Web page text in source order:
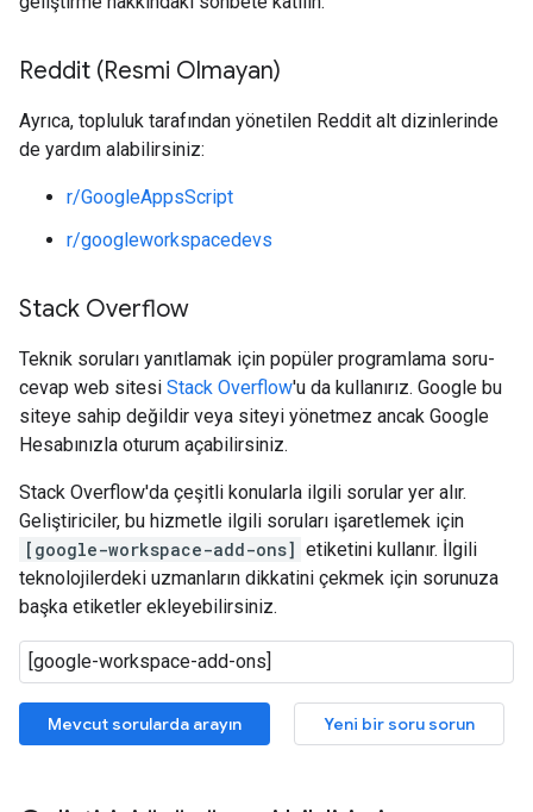
Reddit (Resmi Olmayan)
Ayrıca, topluluk tarafından yönetilen Reddit alt dizinlerinde
de yardım alabilirsiniz:
r/GoogleAppsScript
r/googleworkspacedevs
Stack Overflow
Teknik soruları yanıtlamak için popüler programlama soru-
cevap web sitesi Stack Overflow'u da kullanırız. Google bu
siteye sahip değildir veya siteyi yönetmez ancak Google
Hesabınızla oturum açabilirsiniz.
Stack Overflow'da çeşitli konularla ilgili sorular yer alır.
Geliştiriciler, bu hizmetle ilgili soruları işaretlemek için
[google-workspace-add-ons] etiketini kullanır. İlgili
teknolojilerdeki uzmanların dikkatini çekmek için sorunuza
başka etiketler ekleyebilirsiniz.
Mevcut sorularda arayın Yeni bir soru sorun